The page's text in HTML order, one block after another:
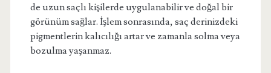
de uzun saçlı kişilerde uygulanabilir ve doğal bir
görünüm sağlar. İşlem sonrasında, saç derinizdeki
pigmentlerin kalıcılığı artar ve zamanla solma veya
bozulma yaşanmaz.